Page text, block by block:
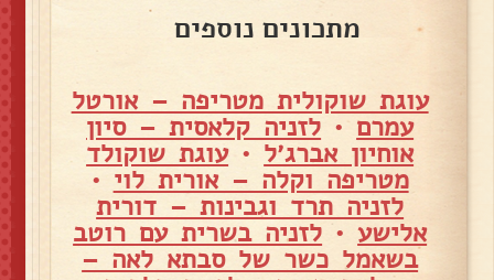
מתכונים נוספים
עוגת שוקולית מטריפה – אורטל
עמרם • לזניה קלאסית – סיון
אוחיון אברג׳ל •עוגת שוקולד
מטריפה וקלה – אורית לוי •
לזניה תרד וגבינות – דורית
אלישע• לזניה בשרית עם רוטב
בשאמל כשר של סבתא לאה –